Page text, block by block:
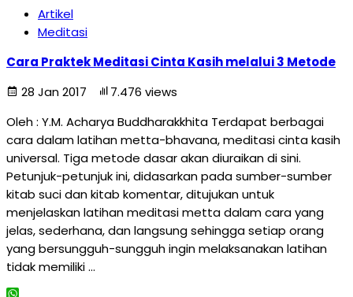
Artikel
Meditasi
Cara Praktek Meditasi Cinta Kasih melalui 3 Metode
28 Jan 2017
7.476 views
Oleh : Y.M. Acharya Buddharakkhita Terdapat berbagai
cara dalam latihan metta-bhavana, meditasi cinta kasih
universal. Tiga metode dasar akan diuraikan di sini.
Petunjuk-petunjuk ini, didasarkan pada sumber-sumber
kitab suci dan kitab komentar, ditujukan untuk
menjelaskan latihan meditasi metta dalam cara yang
jelas, sederhana, dan langsung sehingga setiap orang
yang bersungguh-sungguh ingin melaksanakan latihan
tidak memiliki …